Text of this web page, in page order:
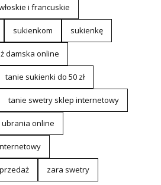
i francuskie
sukienkom sukienkę
damska online
tanie sukienki do 50 zł
tanie swetry sklep internetowy
online
zara swetry